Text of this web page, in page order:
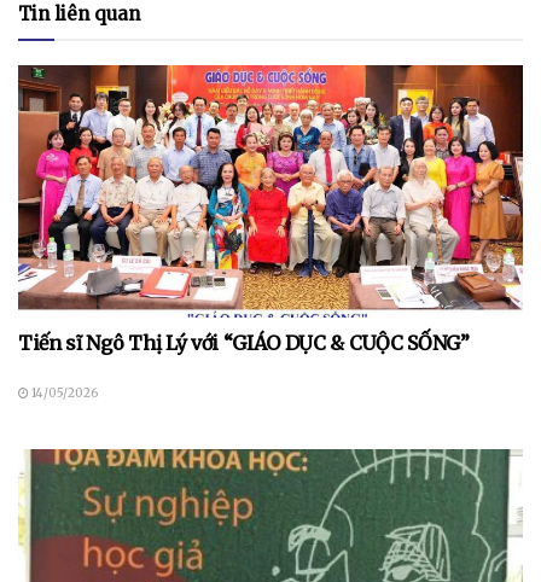
Tin liên quan
Tiến sĩ Ngô Thị Lý với “GIÁO DỤC & CUỘC SỐNG”
14/05/2026